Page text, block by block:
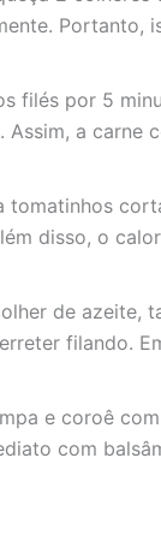
Portanto,
filés por 5
a carne
tomatinhos
disso, o
de azeite,
filando.
e coroê
com